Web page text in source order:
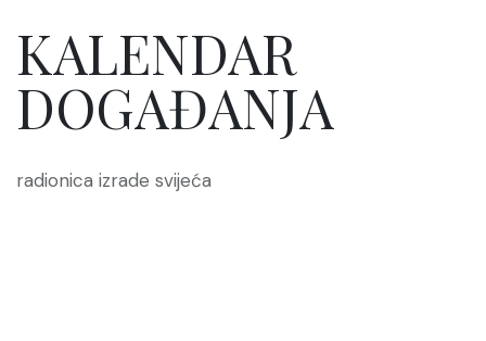
KALENDAR
DOGAĐANJA
radionica izrade svijeća